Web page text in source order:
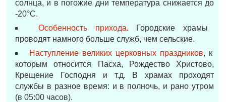
солнца, и в погожие дни температура снижается до
-20°С.
Особенность прихода. Городские храмы
проводят намного больше служб, чем сельские.
Наступление великих церковных праздников, к
которым относится Пасха, Рождество Христово,
Крещение Господня и т.д. В храмах проходят
службы в разное время: и в полночь, и рано утром
(в 05:00 часов).